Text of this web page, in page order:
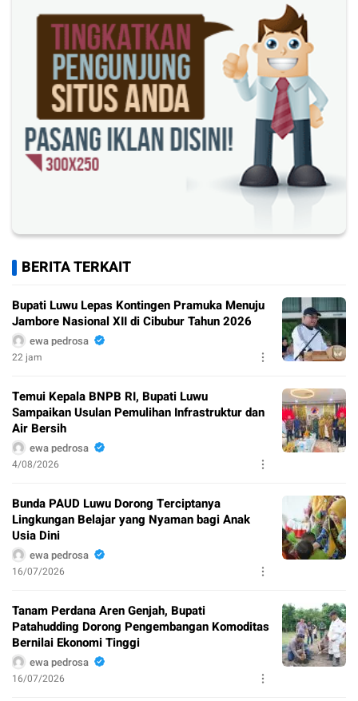
BERITA TERKAIT
Bupati Luwu Lepas Kontingen Pramuka Menuju
Jambore Nasional XII di Cibubur Tahun 2026
ewa pedrosa
22 jam
Temui Kepala BNPB RI, Bupati Luwu
Sampaikan Usulan Pemulihan Infrastruktur dan
Air Bersih
ewa pedrosa
4/08/2026
Bunda PAUD Luwu Dorong Terciptanya
Lingkungan Belajar yang Nyaman bagi Anak
Usia Dini
ewa pedrosa
16/07/2026
Tanam Perdana Aren Genjah, Bupati
Patahudding Dorong Pengembangan Komoditas
Bernilai Ekonomi Tinggi
ewa pedrosa
16/07/2026